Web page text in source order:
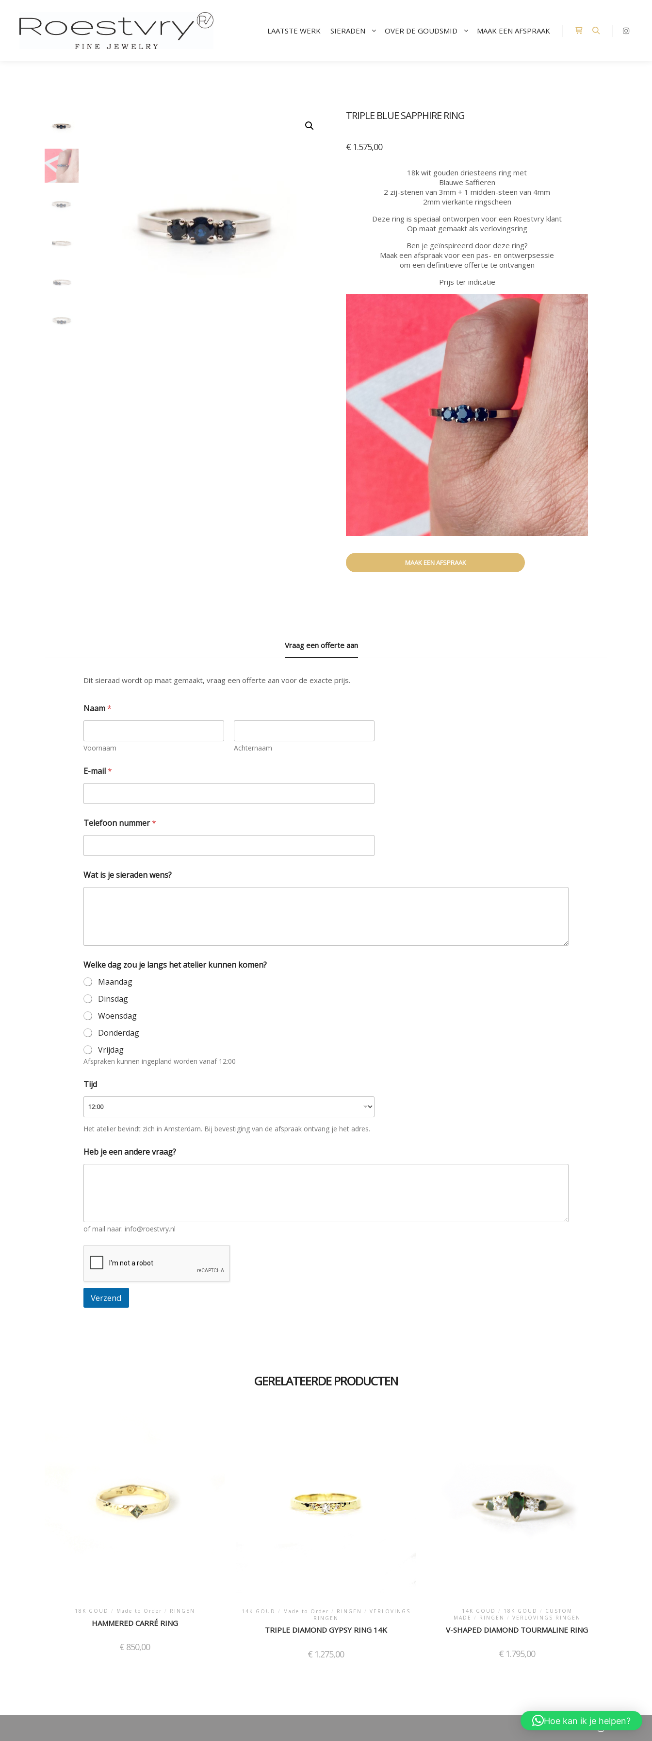
LAATSTE WERK SIERADEN OVER DE GOUDSMID MAAK EEN AFSPRAAK
TRIPLE BLUE SAPPHIRE RING
€ 1.575,00
18k wit gouden driesteens ring met
Blauwe Saffieren
2 zij-stenen van 3mm + 1 midden-steen van 4mm
2mm vierkante ringscheen
Deze ring is speciaal ontworpen voor een Roestvry klant
Op maat gemaakt als verlovingsring
Ben je geïnspireerd door deze ring?
Maak een afspraak voor een pas- en ontwerpsessie
om een definitieve offerte te ontvangen
Prijs ter indicatie
MAAK EEN AFSPRAAK
Vraag een offerte aan
Dit sieraad wordt op maat gemaakt, vraag een offerte aan voor de exacte prijs.
Naam*
Voornaam Achternaam
E-mail*
r
a
g
k
o
m
n
Telefoon nummer*
Wat is je sieraden wens?
Welke dag zou je langs het atelier kunnen komen?
Maandag
Dinsdag
Woensdag
Donderdag
Vrijdag
Afspraken kunnen ingepland worden vanaf 12:00
Tijd
Het atelier bevindt zich in Amsterdam. Bij bevestiging van de afspraak ontvang je het adres.
Heb je een andere vraag?
of mail naar: info@roestvry.nl
Verzend
GERELATEERDE PRODUCTEN
18K GOUD / Made to Order / RINGEN
HAMMERED CARRÉ RING
€ 850,00
14K GOUD / Made to Order / RINGEN / VERLOVINGS
RINGEN
TRIPLE DIAMOND GYPSY RING 14K
€ 1.275,00
14K GOUD / 18K GOUD /
CUSTOM
MADE / RINGEN / VERLOVINGS RINGEN
V-SHAPED DIAMOND TOURMALINE RING
€ 1.795,00
Hoe kan ik je helpen?